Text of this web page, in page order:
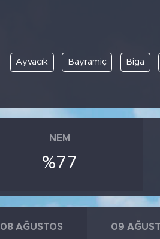
Ayvacık Bayramiç Biga
NEM
%77
08 AĞUSTOS 09